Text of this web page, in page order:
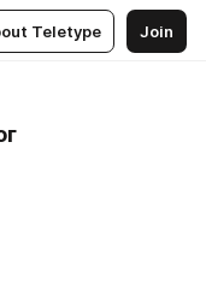
Teletype Join